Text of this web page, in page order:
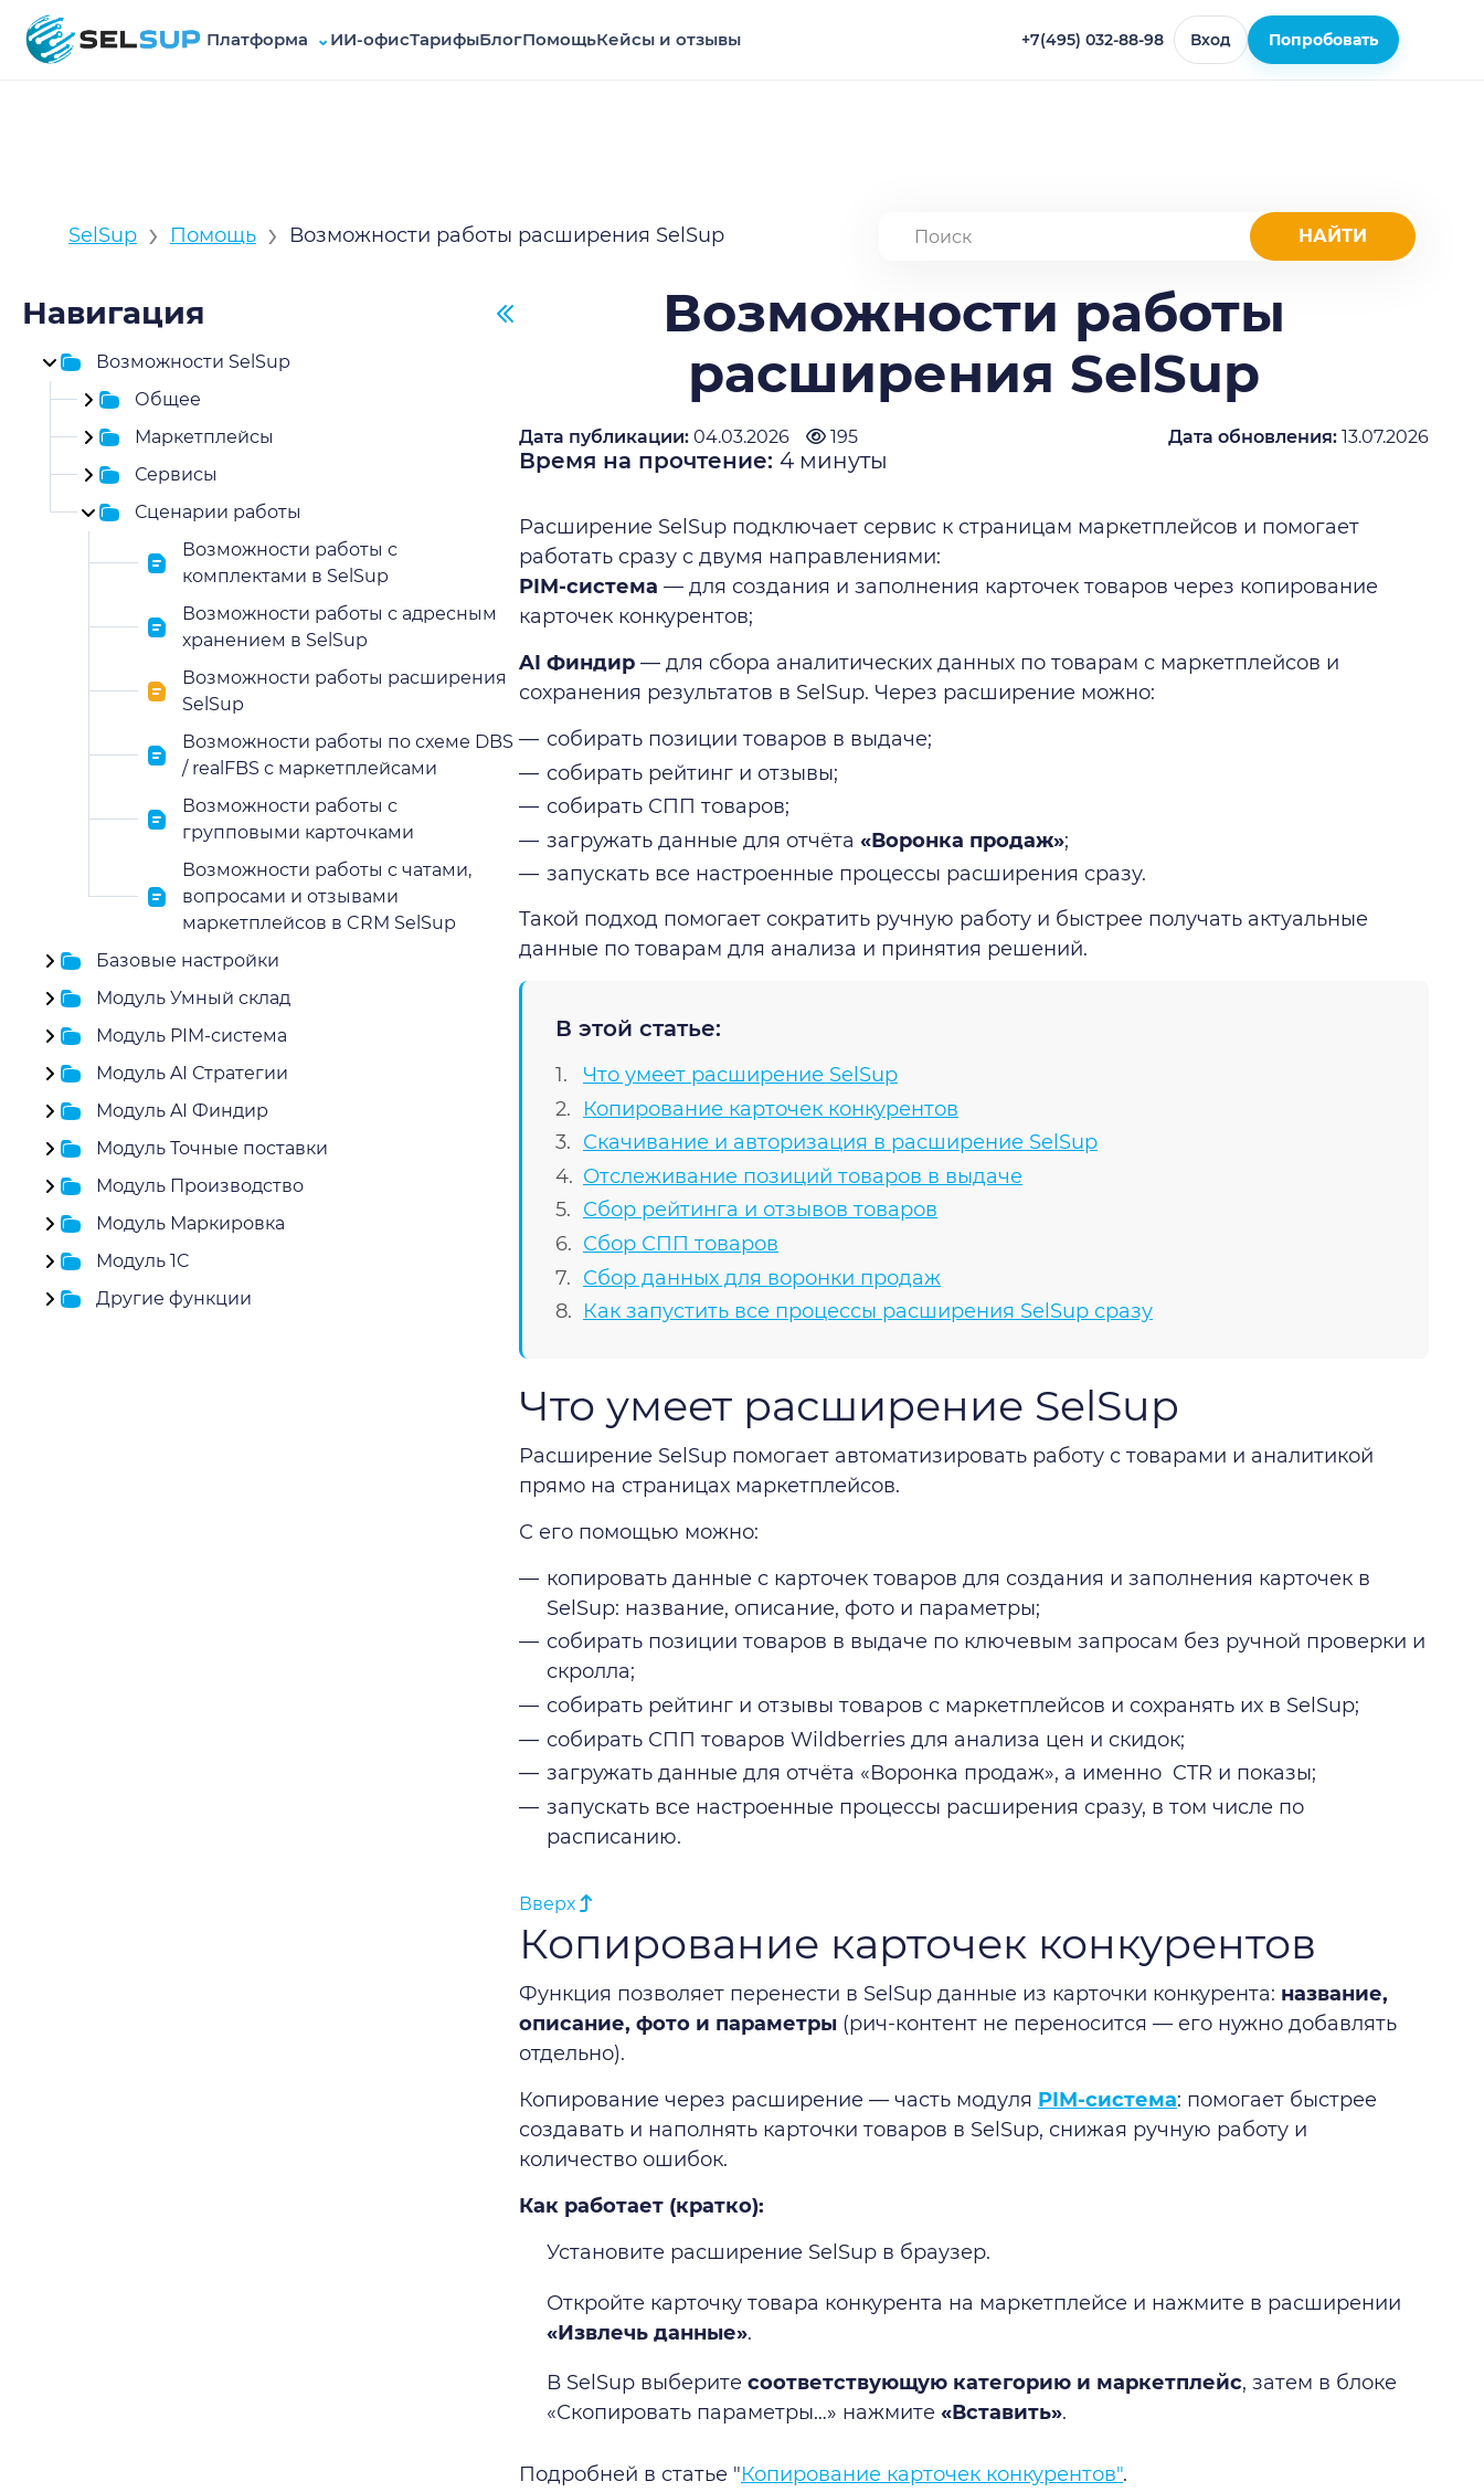
SelSup Платформа ⌄ ИИ-офисТарифыБлогПомощьКейсы и отзывы +7(495) 032-88-98 Вход Попробовать
SelSup › Помощь › Возможности работы расширения SelSup
Навигация
Возможности SelSup
Общее
Маркетплейсы
Сервисы
Сценарии работы
Возможности работы с
комплектами в SelSup
Возможности работы с адресным
хранением в SelSup
Возможности работы расширения
SelSup
Возможности работы по схеме DBS
/ realFBS с маркетплейсами
Возможности работы с
групповыми карточками
Возможности работы с чатами,
вопросами и отзывами
маркетплейсов в CRM SelSup
Базовые настройки
Модуль Умный склад
Модуль PIM-система
Модуль AI Стратегии
Модуль AI Финдир
Модуль Точные поставки
Модуль Производство
Модуль Маркировка
Модуль 1C
Другие функции
Возможности работы
расширения SelSup
Дата публикации: 04.03.2026 195
Время на прочтение: 4 минуты
Дата обновления: 13.07.2026
Расширение SelSup подключает сервис к страницам маркетплейсов и помогает
работать сразу с двумя направлениями:
PIM-система — для создания и заполнения карточек товаров через копирование
карточек конкурентов;
AI Финдир — для сбора аналитических данных по товарам с маркетплейсов и
сохранения результатов в SelSup. Через расширение можно:
собирать позиции товаров в выдаче;
собирать рейтинг и отзывы;
собирать СПП товаров;
загружать данные для отчёта «Воронка продаж»;
запускать все настроенные процессы расширения сразу.
Такой подход помогает сократить ручную работу и быстрее получать актуальные
данные по товарам для анализа и принятия решений.
В этой статье:
Что умеет расширение SelSup
Копирование карточек конкурентов
Скачивание и авторизация в расширение SelSup
Отслеживание позиций товаров в выдаче
Сбор рейтинга и отзывов товаров
Сбор СПП товаров
Сбор данных для воронки продаж
Как запустить все процессы расширения SelSup сразу
Что умеет расширение SelSup
Расширение SelSup помогает автоматизировать работу с товарами и аналитикой
прямо на страницах маркетплейсов.
С его помощью можно:
копировать данные с карточек товаров для создания и заполнения карточек в
SelSup: название, описание, фото и параметры;
собирать позиции товаров в выдаче по ключевым запросам без ручной проверки и
скролла;
собирать рейтинг и отзывы товаров с маркетплейсов и сохранять их в SelSup;
собирать СПП товаров Wildberries для анализа цен и скидок;
загружать данные для отчёта «Воронка продаж», а именно CTR и показы;
запускать все настроенные процессы расширения сразу, в том числе по
расписанию.
Вверх
Копирование карточек конкурентов
Функция позволяет перенести в SelSup данные из карточки конкурента: название,
описание, фото и параметры (рич-контент не переносится — его нужно добавлять
отдельно).
Копирование через расширение — часть модуля PIM-система: помогает быстрее
создавать и наполнять карточки товаров в SelSup, снижая ручную работу и
количество ошибок.
Как работает (кратко):
Установите расширение SelSup в браузер.
Откройте карточку товара конкурента на маркетплейсе и нажмите в расширении
«Извлечь данные».
В SelSup выберите соответствующую категорию и маркетплейс, затем в блоке
«Скопировать параметры…» нажмите «Вставить».
Подробней в статье "Копирование карточек конкурентов".